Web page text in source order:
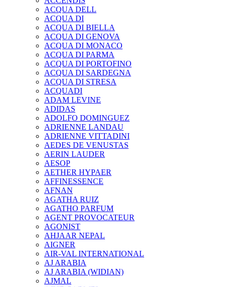
ACQUA DELL
ACQUA DI
ACQUA DI BIELLA
ACQUA DI GENOVA
ACQUA DI MONACO
ACQUA DI PARMA
ACQUA DI PORTOFINO
ACQUA DI SARDEGNA
ACQUA DI STRESA
ACQUADI
ADAM LEVINE
ADIDAS
ADOLFO DOMINGUEZ
ADRIENNE LANDAU
ADRIENNE VITTADINI
AEDES DE VENUSTAS
AERIN LAUDER
AESOP
AETHER HYPAER
AFFINESSENCE
AFNAN
AGATHA RUIZ
AGATHO PARFUM
AGENT PROVOCATEUR
AGONIST
AHJAAR NEPAL
AIGNER
AIR-VAL INTERNATIONAL
AJ ARABIA
AJ ARABIA (WIDIAN)
AJMAL